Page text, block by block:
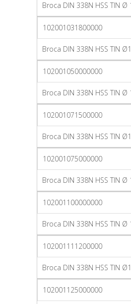
Broca DIN 338N HSS TIN Ø
102001031800000
Broca DIN 338N HSS TIN
102001050000000
Broca DIN 338N HSS TIN Ø
102001071500000
Broca DIN 338N HSS TIN
102001075000000
Broca DIN 338N HSS TIN Ø
102001100000000
Broca DIN 338N HSS TIN Ø
102001111200000
Broca DIN 338N HSS TIN
102001125000000